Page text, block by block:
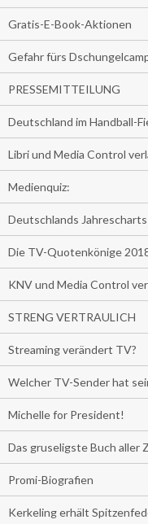
Gratis-E-Book-Aktionen
Gefahr fürs
PRESSEMITTEILUNG
Deutschland im Handball-
Libri und Media Control
Medienquiz:
Deutschlands
Die TV-Quotenkönige
KNV und Media Control
STRENG VERTRAULICH
Streaming verändert TV?
Welcher TV-Sender hat
Michelle for President!
Das gruseligste Buch aller
Promi-Biografien
Kerkeling erhält